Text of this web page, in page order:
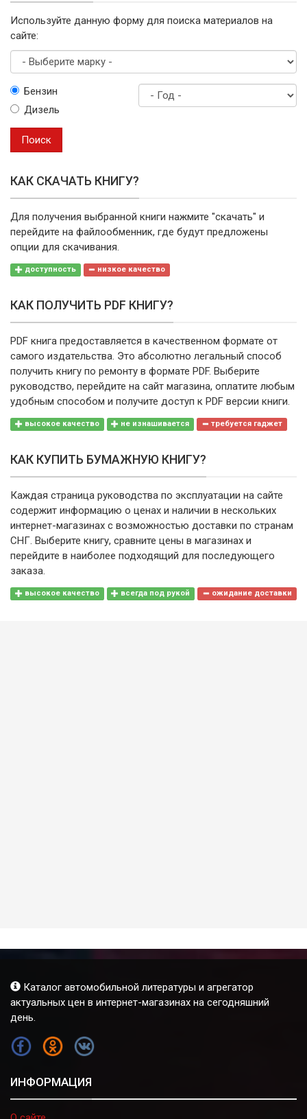
Используйте данную форму для поиска материалов на
сайте:
маркуБензин
Дизель
Поиск
КАК СКАЧАТЬ КНИГУ?
Для получения выбранной книги нажмите "скачать" и
перейдите на файлообменник, где будут предложены
опции для скачивания.
доступность низкое качество
КАК ПОЛУЧИТЬ PDF КНИГУ?
PDF книга предоставляется в качественном формате от
самого издательства. Это абсолютно легальный способ
получить книгу по ремонту в формате PDF. Выберите
руководство, перейдите на сайт магазина, оплатите любым
удобным способом и получите доступ к PDF версии книги.
высокое качество не изнашивается требуется гаджет
КАК КУПИТЬ БУМАЖНУЮ КНИГУ?
Каждая страница руководства по эксплуатации на сайте
содержит информацию о ценах и наличии в нескольких
интернет-магазинах с возможностью доставки по странам
СНГ. Выберите книгу, сравните цены в магазинах и
перейдите в наиболее подходящий для последующего
заказа.
высокое качество всегда под рукой ожидание доставки
Каталог автомобильной литературы и агрегатор
актуальных цен в интернет-магазинах на сегодняшний
день.
FB OK VK
ИНФОРМАЦИЯ